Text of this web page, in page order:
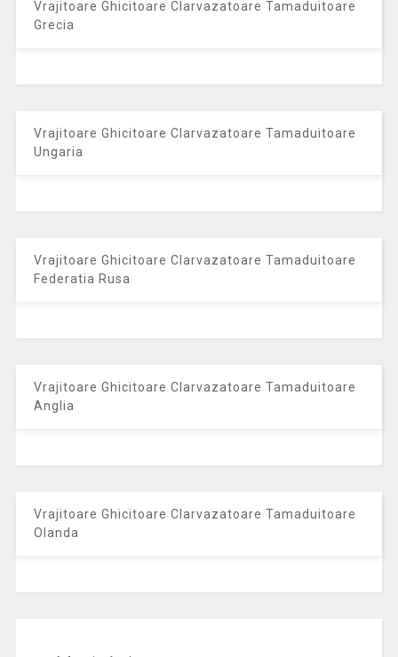
Vrajitoare Ghicitoare Clarvazatoare Tamaduitoare
Grecia
Vrajitoare Ghicitoare Clarvazatoare Tamaduitoare
Ungaria
Vrajitoare Ghicitoare Clarvazatoare Tamaduitoare
Federatia Rusa
Vrajitoare Ghicitoare Clarvazatoare Tamaduitoare
Anglia
Vrajitoare Ghicitoare Clarvazatoare Tamaduitoare
Olanda